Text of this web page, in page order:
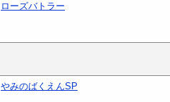
ローズバトラー
やみのばくえんSP